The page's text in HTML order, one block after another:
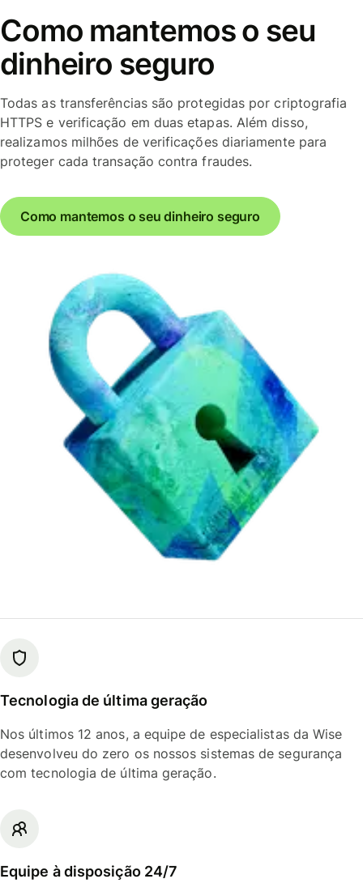
Como mantemos o seu
dinheiro seguro
Todas as transferências são protegidas por criptografia
HTTPS e verificação em duas etapas. Além disso,
realizamos milhões de verificações diariamente para
proteger cada transação contra fraudes.
Como mantemos o seu dinheiro seguro
Tecnologia de última geração
Nos últimos 12 anos, a equipe de especialistas da Wise
desenvolveu do zero os nossos sistemas de segurança
com tecnologia de última geração.
Equipe à disposição 24/7